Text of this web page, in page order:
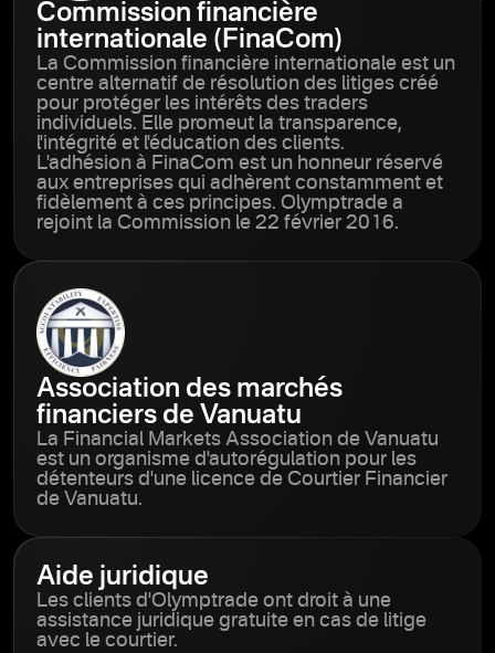
Commission financière
internationale (FinaCom)
La Commission financière internationale est un
centre alternatif de résolution des litiges créé
pour protéger les intérêts des traders
individuels. Elle promeut la transparence,
l'intégrité et l'éducation des clients.
L'adhésion à FinaCom est un honneur réservé
aux entreprises qui adhèrent constamment et
fidèlement à ces principes. Olymptrade a
rejoint la Commission le 22 février 2016.
Association des marchés
financiers de Vanuatu
La Financial Markets Association de Vanuatu
est un organisme d'autorégulation pour les
détenteurs d'une licence de Courtier Financier
de Vanuatu.
Aide juridique
Les clients d'Olymptrade ont droit à une
assistance juridique gratuite en cas de litige
avec le courtier.